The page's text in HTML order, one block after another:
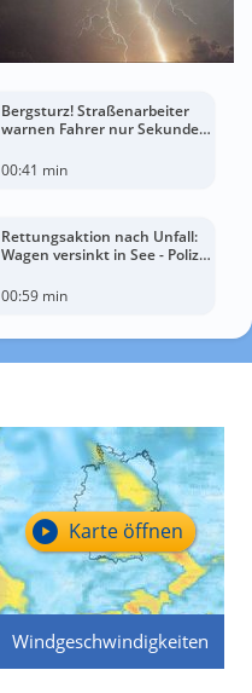
Bergsturz! Straßenarbeiter
warnen Fahrer nur Sekunden
00:41 min
Rettungsaktion nach Unfall:
Wagen versinkt in See - Polizei
00:59 min
Windgeschwindigkeiten
Karte öffnen